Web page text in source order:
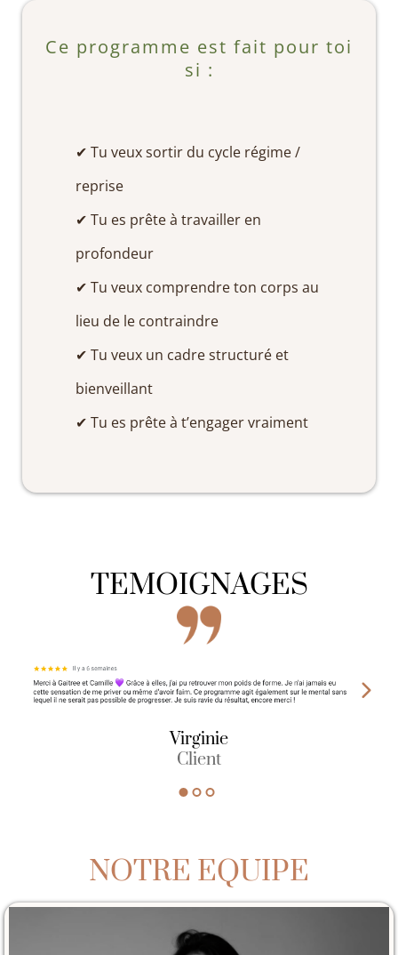
Ce programme est fait pour toi
si :
✔ Tu veux sortir du cycle régime /
reprise
✔ Tu es prête à travailler en
profondeur
✔ Tu veux comprendre ton corps au
lieu de le contraindre
✔ Tu veux un cadre structuré et
bienveillant
✔ Tu es prête à t’engager vraiment
TEMOIGNAGES
Virginie
Client
NOTRE EQUIPE